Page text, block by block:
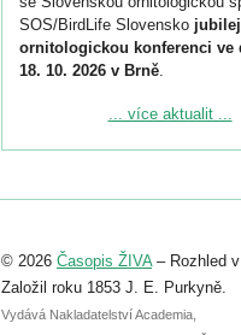
SOS/BirdLife Slovensko
ornitologickou konferenci ve
18. 10. 2026 v Brně.
Podrobnější informace ke
Registrovat se můžete do 6.
abstraktu přihlášené přednášky
posteru je už 30. června.
... více aktualit ...
© 2026 Časopis ŽIVA– Rozhled v
Založil roku 1853 J. E. Purkyně.
Vydává Nakladatelství Academia,